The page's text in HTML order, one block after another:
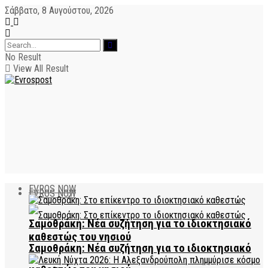
Σάββατο, 8 Αυγούστου, 2026
No Result
View All Result
EVROS NOW
Σαμοθράκη: Νέα συζήτηση για το ιδιοκτησιακό
EVROS NOW
Σαμοθράκη: Νέα συζήτηση για το ιδιοκτησιακό
καθεστώς του νησιού